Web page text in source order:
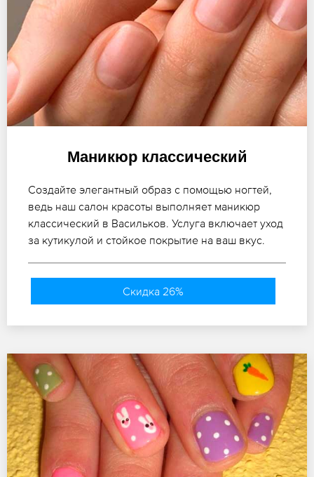
Маникюр классический
Создайте элегантный образ с помощью ногтей,
ведь наш салон красоты выполняет маникюр
классический в Васильков. Услуга включает уход
за кутикулой и стойкое покрытие на ваш вкус.
Скидка 26%